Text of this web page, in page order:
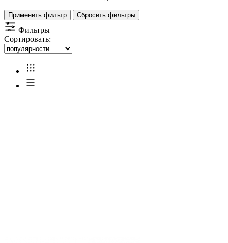
Применить фильтр Сбросить фильтры
Фильтры
Сортировать: